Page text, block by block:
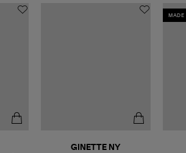
GINETTE NY
MADE